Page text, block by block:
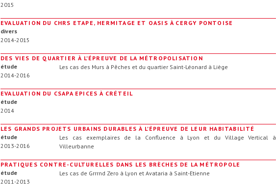
2015
EVALUATION DU CHRS ETAPE, HERMITAGE ET OASIS À CERGY PONTOISE
divers
2014-2015
DES VIES DE QUARTIER À L'ÉPREUVE DE LA MÉTROPOLISATION
étude
2014-2016
Les cas des Murs à Pêches et du quartier Saint-Léonard à Liège
EVALUATION DU CSAPA EPICES À CRÉTEIL
étude
2014
LES GRANDS PROJETS URBAINS DURABLES À L'ÉPREUVE DE LEUR HABITABILITÉ
étude
2013-2016
Les cas exemplaires de la Confluence à Lyon et du Village Vertical à
Villeurbanne
PRATIQUES CONTRE-CULTURELLES DANS LES BRÈCHES DE LA MÉTROPOLE
étude
2011-2013
Les cas de Grrrnd Zero à Lyon et Avataria à Saint-Etienne